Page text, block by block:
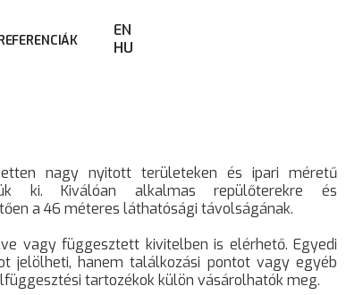
EN
HU
nagy nyitott területeken és ipari méretű
ki. Kiválóan alkalmas repülőterekre és
a 46 méteres láthatósági távolságának.
vagy függesztett kivitelben is elérhető. Egyedi
jelölheti, hanem találkozási pontot vagy egyéb
tartozékok külön vásárolhatók meg.